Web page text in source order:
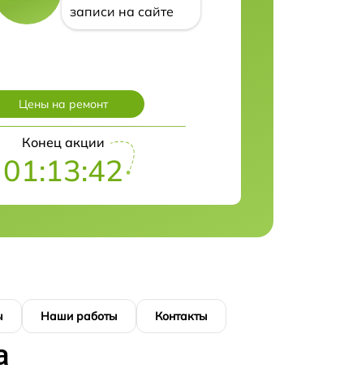
записи на сайте
Цены на ремонт
Конец акции
01:13:42
Наши работы Контакты